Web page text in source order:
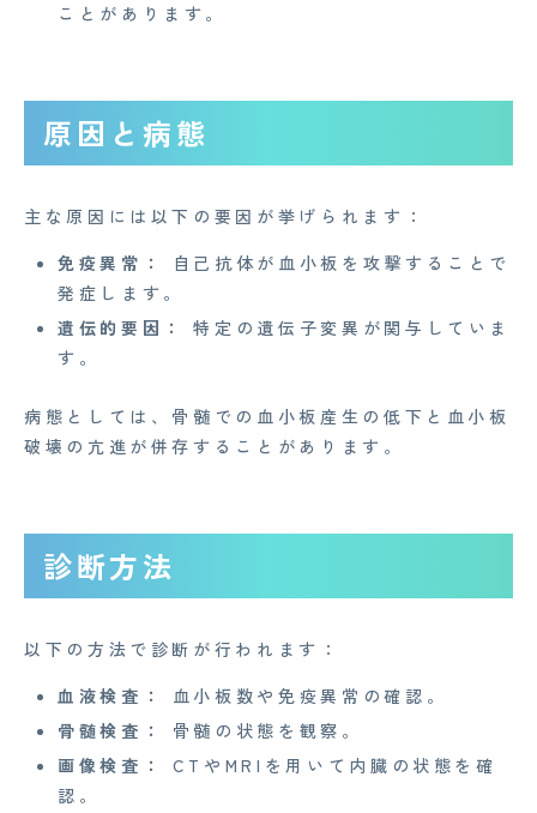
ことがあります。
原因と病態
主な原因には以下の要因が挙げられます：
免疫異常：
自己抗体が血小板を攻撃することで
発症します。
遺伝的要因：
特定の遺伝子変異が関与していま
す。
病態としては、骨髄での血小板産生の低下と血小板
破壊の亢進が併存することがあります。
診断方法
以下の方法で診断が行われます：
血液検査：
血小板数や免疫異常の確認。
骨髄検査：
骨髄の状態を観察。
画像検査：
CTやMRIを用いて内臓の状態を確
認。
CONTACT
企業概要
Medi Face Journal
イベント
Mente for Biz [メンテ]
Z産業医事務所
キャリア・インターン
個人情報保護方針
情報セキュリティ基本方針